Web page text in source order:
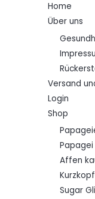
Home
Über uns
Versand
Login
Shop
Affen
Sugar